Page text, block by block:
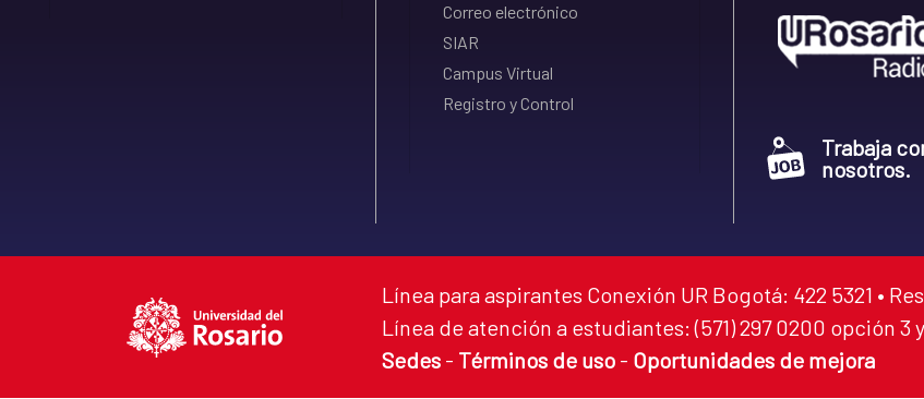
Correo electrónico
SIAR
Campus Virtual
Registro y Control
Trabaja
nosotros.
Línea para aspirantes Conexión UR Bogotá: 422 5321 •
Línea de atención a estudiantes: (571) 297 0200 opción 3
Sedes - Términos de uso - Oportunidades de mejora